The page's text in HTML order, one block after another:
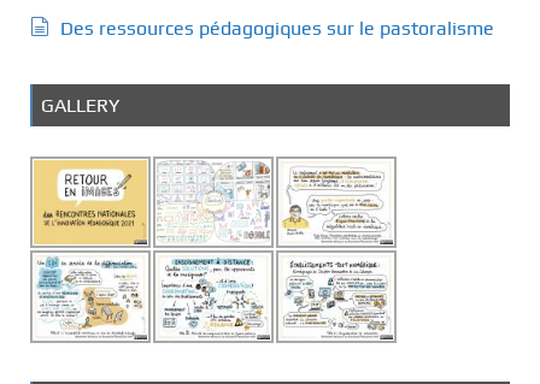
Des ressources pédagogiques sur le pastoralisme
GALLERY